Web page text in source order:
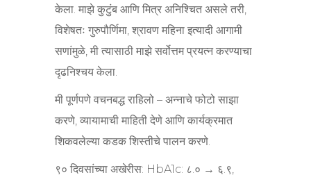
केला. माझे कुटुंब आणि मित्र अनिश्चित असले तरी,
विशेषतः गुरुपौर्णिमा, श्रावण महिना इत्यादी आगामी
सणांमुळे, मी त्यासाठी माझे सर्वोत्तम प्रयत्न करण्याचा
दृढनिश्चय केला.
मी पूर्णपणे वचनबद्ध राहिलो – अन्नाचे फोटो साझा
करणे, व्यायामाची माहिती देणे आणि कार्यक्रमात
शिकवलेल्या कडक शिस्तीचे पालन करणे.
९० दिवसांच्या अखेरीस: HbA1c: ८.० → ६.९,